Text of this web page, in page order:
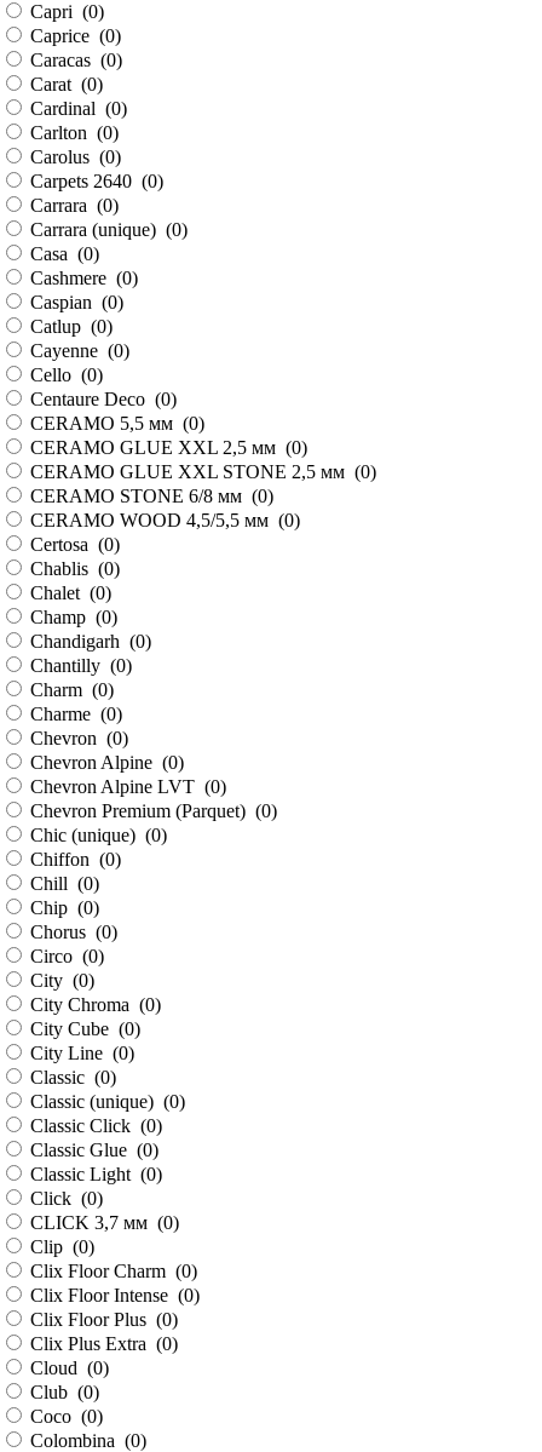
Capri (0)
Caprice (0)
Caracas (0)
Carat (0)
Cardinal (0)
Carlton (0)
Carolus (0)
Carpets 2640 (0)
Carrara (0)
Carrara (unique) (0)
Casa (0)
Cashmere (0)
Caspian (0)
Catlup (0)
Cayenne (0)
Cello (0)
Centaure Deco (0)
CERAMO 5,5 мм (0)
CERAMO GLUE XXL 2,5 мм (0)
CERAMO GLUE XXL STONE 2,5 мм (0)
CERAMO STONE 6/8 мм (0)
CERAMO WOOD 4,5/5,5 мм (0)
Certosa (0)
Chablis (0)
Chalet (0)
Champ (0)
Chandigarh (0)
Chantilly (0)
Charm (0)
Charme (0)
Chevron (0)
Chevron Alpine (0)
Chevron Alpine LVT (0)
Chevron Premium (Parquet) (0)
Chic (unique) (0)
Chiffon (0)
Chill (0)
Chip (0)
Chorus (0)
Circo (0)
City (0)
City Chroma (0)
City Cube (0)
City Line (0)
Classic (0)
Classic (unique) (0)
Classic Click (0)
Classic Glue (0)
Classic Light (0)
Click (0)
CLICK 3,7 мм (0)
Clip (0)
Clix Floor Charm (0)
Clix Floor Intense (0)
Clix Floor Plus (0)
Clix Plus Extra (0)
Cloud (0)
Club (0)
Coco (0)
Colombina (0)